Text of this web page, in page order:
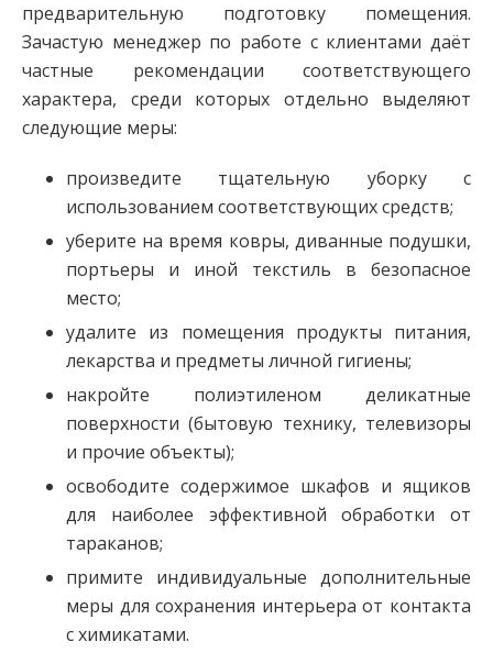
предварительную подготовку помещения.
Зачастую менеджер по работе с клиентами даёт
частные рекомендации соответствующего
характера, среди которых отдельно выделяют
следующие меры:
произведите тщательную уборку с
использованием соответствующих средств;
уберите на время ковры, диванные подушки,
портьеры и иной текстиль в безопасное
место;
удалите из помещения продукты питания,
лекарства и предметы личной гигиены;
накройте полиэтиленом деликатные
поверхности (бытовую технику, телевизоры
и прочие объекты);
освободите содержимое шкафов и ящиков
для наиболее эффективной обработки от
тараканов;
примите индивидуальные дополнительные
меры для сохранения интерьера от контакта
с химикатами.